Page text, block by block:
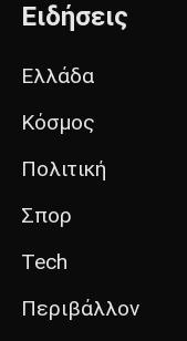
Ειδήσεις
Ελλάδα
Κόσμος
Πολιτική
Σπορ
Tech
Περιβάλλον